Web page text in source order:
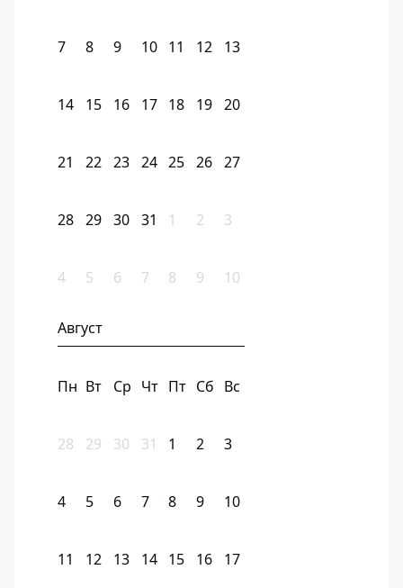
7 8 9 10 11 12 13
14 15 16 17 18 19 20
21 22 23 24 25 26 27
28 29 30 31 1 2 3
4 5 6 7 8 9 10
Август
Пн Вт Ср Чт Пт Сб Вс
28 29 30 31 1 2 3
4 5 6 7 8 9 10
11 12 13 14 15 16 17